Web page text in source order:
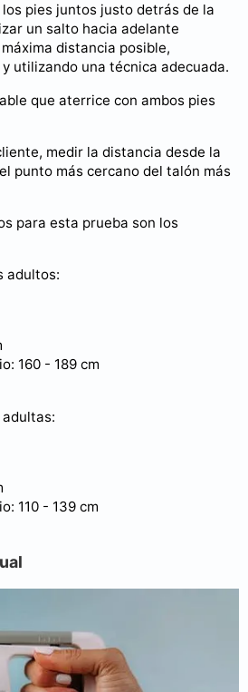
pies juntos justo detrás de la
un salto hacia adelante
distancia posible,
utilizando una técnica adecuada.
que aterrice con ambos pies
medir la distancia desde la
punto más cercano del talón más
para esta prueba son los
adultos:
160 - 189 cm
110 - 139 cm